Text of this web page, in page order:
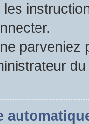
les
parveniez